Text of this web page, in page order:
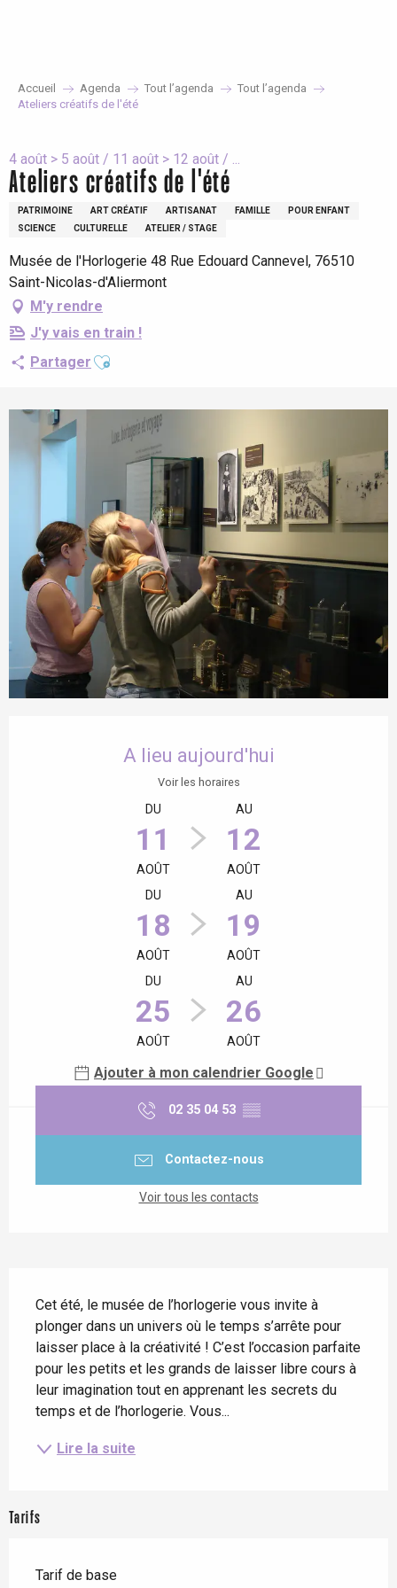
Accueil Agenda Tout l’agenda
Tout l’agenda
Ateliers créatifs de l'été
4 août > 5 août / 11 août > 12 août / ...
Ateliers créatifs de l'été
PATRIMOINE ART CRÉATIF ARTISANAT FAMILLE
POUR ENFANT
SCIENCE
CULTURELLE ATELIER / STAGE
Musée de l'Horlogerie 48 Rue Edouard Cannevel, 76510
Saint-Nicolas-d'Aliermont
M'y rendre
J'y vais en train !
Partager Ajouter aux favoris
A lieu aujourd'hui
Voir les horaires
DU
11
AOÛT
AU
12
AOÛT
DU
18
AOÛT
AU
19
AOÛT
DU
25
AOÛT
AU
26
AOÛT
Ajouter à mon calendrier Google
02 35 04 53 ▒▒
Contactez-nous
Voir tous les contacts
Cet été, le musée de l’horlogerie vous invite à
plonger dans un univers où le temps s’arrête pour
laisser place à la créativité ! C’est l’occasion parfaite
pour les petits et les grands de laisser libre cours à
leur imagination tout en apprenant les secrets du
temps et de l’horlogerie. Vous...
Lire la suite
Tarifs
Tarif de base